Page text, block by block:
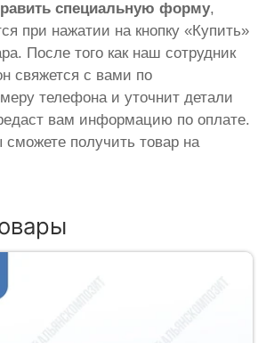
специальную форму,
при нажатии на кнопку «Купить»
После того как наш сотрудник
свяжется с вами по
телефона и уточнит детали
вам информацию по оплате.
получить товар на